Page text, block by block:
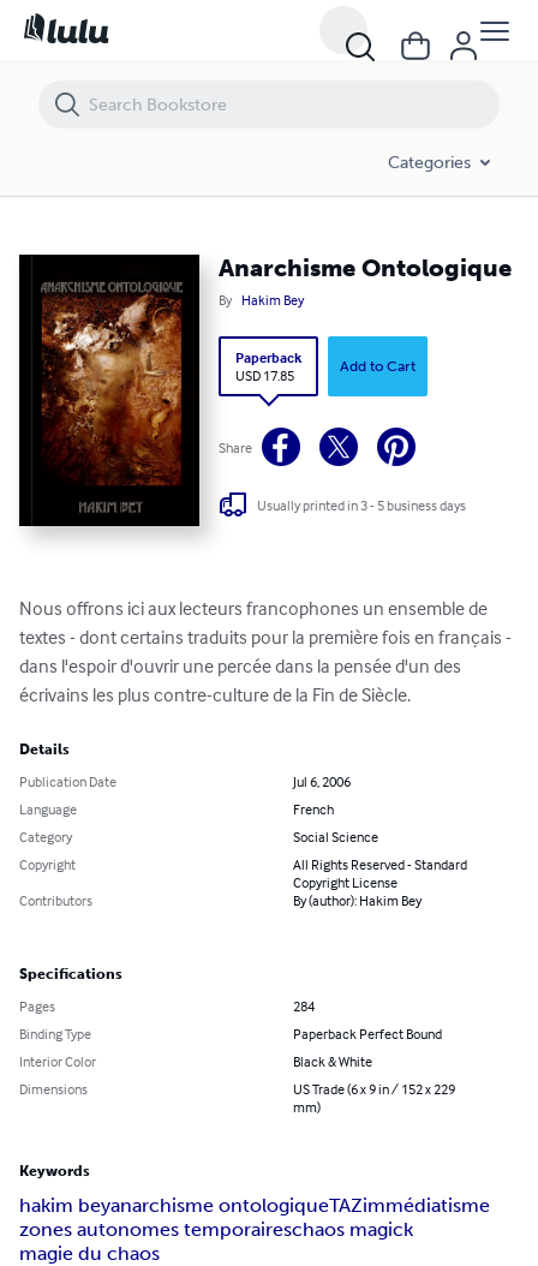
Categories
Anarchisme Ontologique
By Hakim Bey
Paperback
USD 17.85
Add to Cart
Share
Usually printed in 3 - 5 business days
Nous offrons ici aux lecteurs francophones un ensemble de
textes - dont certains traduits pour la première fois en français -
dans l'espoir d'ouvrir une percée dans la pensée d'un des
écrivains les plus contre-culture de la Fin de Siècle.
Details
Publication Date
Jul 6, 2006
Language
French
Category
Social Science
Copyright
All Rights Reserved - Standard
Copyright License
Contributors
By (author): Hakim Bey
Specifications
Pages
284
Binding Type
Paperback Perfect Bound
Interior Color
Black & White
Dimensions
US Trade (6 x 9 in / 152 x 229
mm)
Keywords
hakim beyanarchisme ontologiqueTAZimmédiatisme
zones autonomes temporaireschaos magick
magie du chaos
Anarchisme Ontologique